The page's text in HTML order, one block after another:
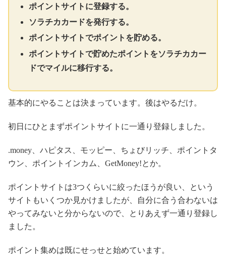
ポイントサイトに登録する。
ソラチカカードを発行する。
ポイントサイトでポイントを貯める。
ポイントサイトで貯めたポイントをソラチカカー
ドでマイルに移行する。
基本的にやることは決まっています。後はやるだけ。
初日にひとまずポイントサイトに一通り登録しました。
.money、ハピタス、モッピー、ちょびリッチ、ポイントタ
ウン、ポイントインカム、GetMoney!とか。
ポイントサイトは3つくらいに絞ったほうが良い、という
サイトもいくつか見かけましたが、自分に合う合わないは
やってみないと分からないので、とりあえず一通り登録し
ました。
ポイント集めは既にせっせと始めています。